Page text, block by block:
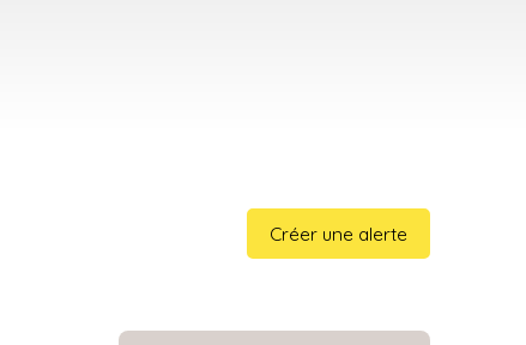
Créer une alerte